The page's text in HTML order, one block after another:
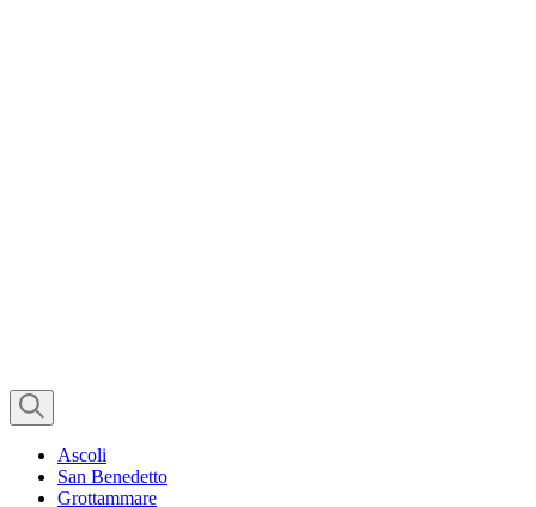
Ascoli
San Benedetto
Grottammare